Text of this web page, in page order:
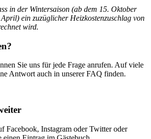
in der Wintersaison (ab dem 15. Oktober
April) ein zuzüglicher Heizkostenzuschlag von
wird.
Sie uns für jede Frage anrufen. Auf viele
Antwort auch in unserer FAQ finden.
Facebook, Instagram oder Twitter oder